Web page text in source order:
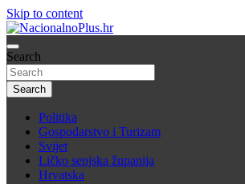
Skip to content
NacionalnoPlus.hr
Nacija želi znati više
Search
Search
Politika
Gospodarstvo i Turizam
Svijet
Ličko senjska županija
Hrvatska